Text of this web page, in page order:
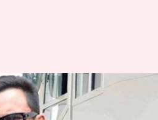
सैफ से नाराज हो
दिया था बाहर